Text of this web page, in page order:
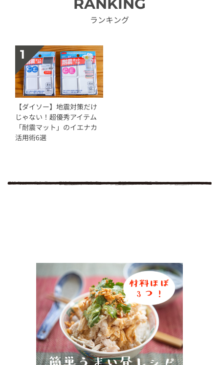
ランキング
【ダイソー】地震対策だけ
じゃない！超優秀アイテム
「耐震マット」のイエナカ
活用術6選